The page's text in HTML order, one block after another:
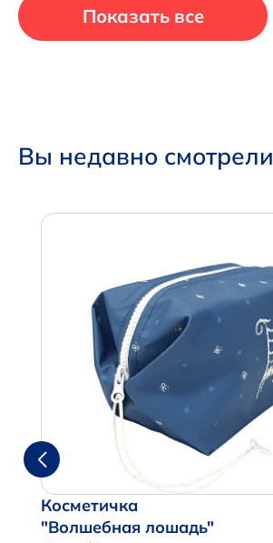
Показать все
Вы недавно смотрели
Косметичка
"Волшебная лошадь"